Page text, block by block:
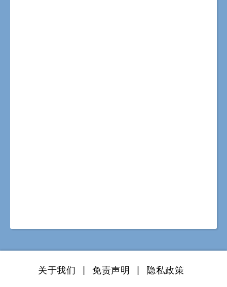
关于我们 | 免责声明 |
隐私政策